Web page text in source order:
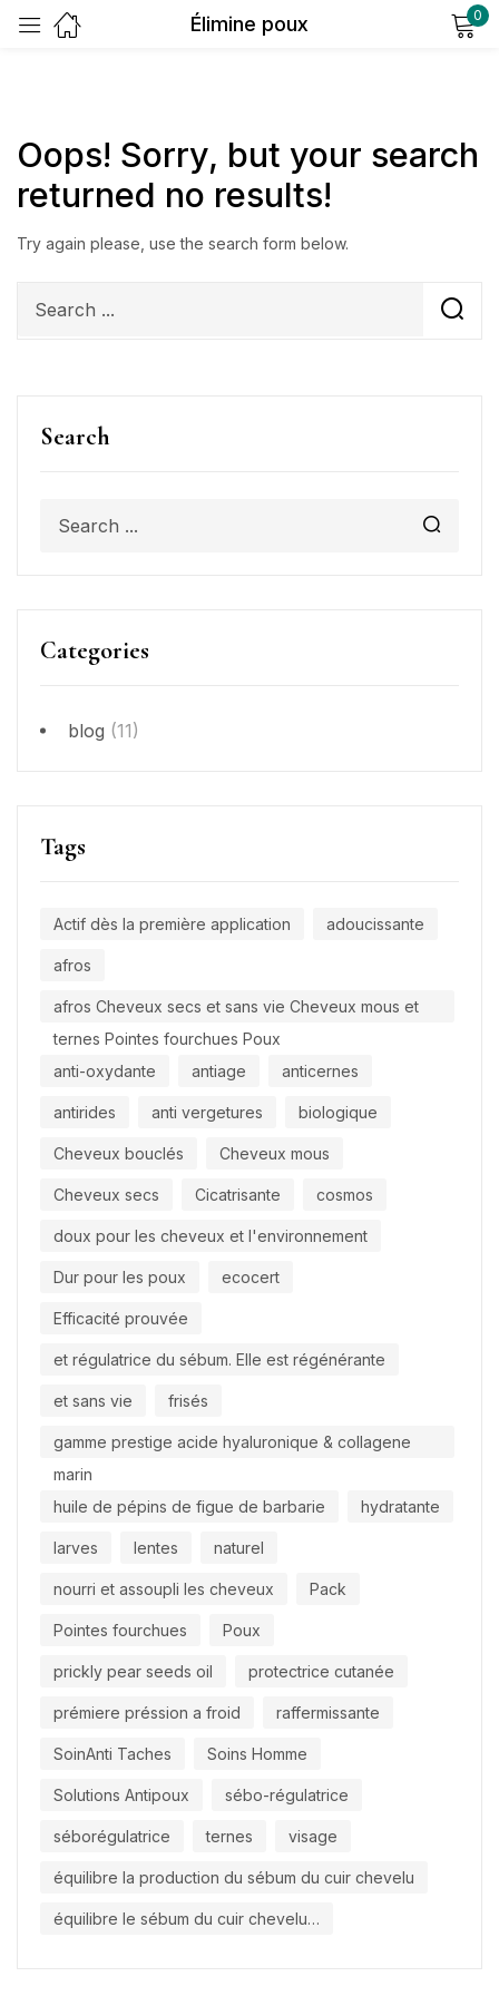
Élimine poux 0
Search
Categories
blog (11)
Tags
Actif dès la première application adoucissante
afros
afros Cheveux secs et sans vie Cheveux mous et
ternes Pointes fourchues Poux
anti-oxydante
antiage anticernes
antirides anti vergetures biologique
Cheveux bouclés Cheveux mous
Cheveux secs Cicatrisante cosmos
doux pour les cheveux et l'environnement
Dur pour les poux ecocert
Efficacité prouvée
et régulatrice du sébum. Elle est régénérante
et sans vie frisés
gamme prestige acide hyaluronique & collagene
marin
huile de pépins de figue de barbarie
hydratante
larves lentes naturel
nourri et assoupli les cheveux Pack
Pointes fourchues Poux
prickly pear seeds oil protectrice cutanée
prémiere préssion a froid raffermissante
SoinAnti Taches Soins Homme
Solutions Antipoux sébo-régulatrice
séborégulatrice ternes visage
équilibre la production du sébum du cuir chevelu
équilibre le sébum du cuir chevelu…
Oops! Sorry, but your search
returned no results!
Try again please, use the search form below.